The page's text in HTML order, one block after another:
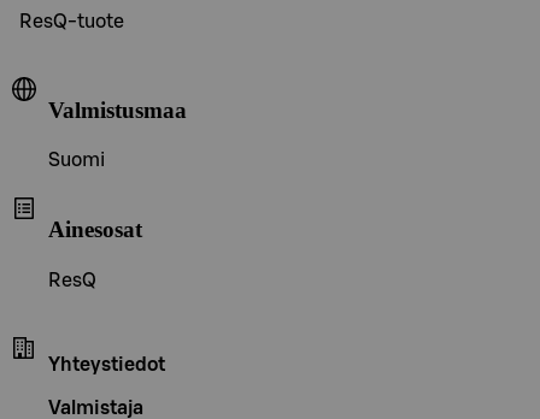
ResQ-tuote
Valmistusmaa
Suomi
Ainesosat
ResQ
Yhteystiedot
Valmistaja